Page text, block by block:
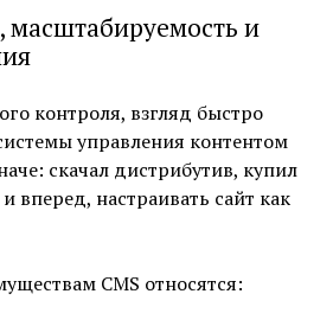
масштабируемость и
контроля, взгляд быстро
управления контентом
скачал дистрибутив, купил
вперед, настраивать сайт как
CMS относятся: